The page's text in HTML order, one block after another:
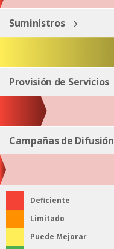
Suministros
Provisión de Servicios
Campañas de Difusión
Deficiente
Limitado
Puede Mejorar